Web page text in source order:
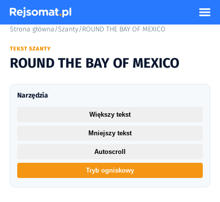
Strona główna/Szanty/ROUND THE BAY OF MEXICO
TEKST SZANTY
ROUND THE BAY OF MEXICO
Narzędzia
Większy tekst
Mniejszy tekst
Autoscroll
Tryb ogniskowy